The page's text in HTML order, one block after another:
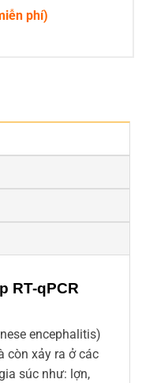
phí)
RT-qPCR
encephalitis)
còn xảy ra ở các
súc như: lợn,